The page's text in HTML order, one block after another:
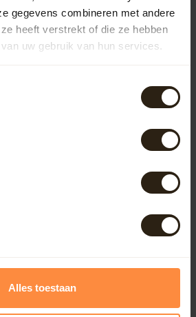
gegevens combineren met andere
heeft verstrekt of die ze hebben
uw gebruik van hun services.
Alles toestaan